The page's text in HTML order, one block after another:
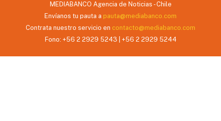
MEDIABANCO Agencia de Noticias - Chile
Envíanos tu pauta a pauta@mediabanco.com
Contrata nuestro servicio en contacto@mediabanco.com
Fono: +56 2 2929 5243 | +56 2 2929 5244